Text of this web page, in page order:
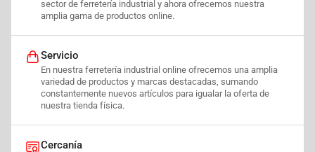
sector de ferretería industrial y ahora ofrecemos nuestra
amplia gama de productos online.
Servicio
En nuestra ferretería industrial online ofrecemos una amplia
variedad de productos y marcas destacadas, sumando
constantemente nuevos artículos para igualar la oferta de
nuestra tienda física.
Cercanía